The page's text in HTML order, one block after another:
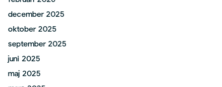
december 2025
oktober 2025
september 2025
juni 2025
maj 2025